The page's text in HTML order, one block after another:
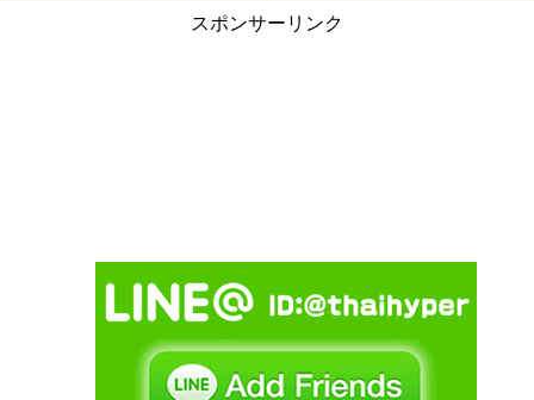
スポンサーリンク